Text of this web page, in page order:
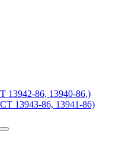
86, 13940-86,)
13943-86, 13941-86)